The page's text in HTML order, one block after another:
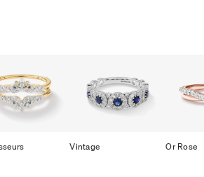
Vintage Or Rose